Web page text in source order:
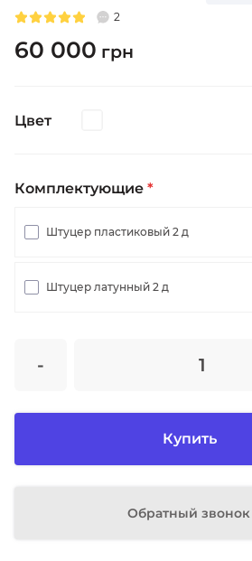
2
60 000 грн
Цвет
Комплектующие *
Штуцер пластиковый 2 д
Штуцер латунный 2 д
-
Купить
Обратный звонок